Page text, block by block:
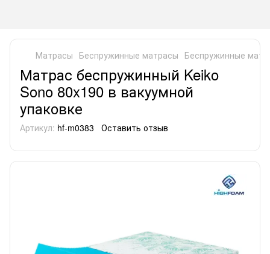
Матрасы Беспружинные матрасы Беспружинные
Матрас беспружинный Keiko
Sono 80x190 в вакуумной
упаковке
Артикул: hf-m0383 Оставить отзыв